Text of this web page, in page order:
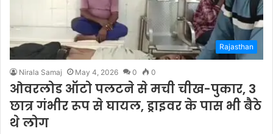
Rajasthan
Nirala Samaj May 4, 2026 0 0
ओवरलोड ऑटो पलटने से मची चीख-पुकार, 3
छात्र गंभीर रूप से घायल, ड्राइवर के पास भी बैठे
थे लोग